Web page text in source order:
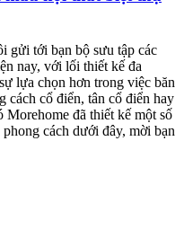
gửi tới bạn bộ sưu tập các
nay, với lối thiết kế đa
lựa chọn hơn trong việc băn
cách cổ điển, tân cổ điển hay
đã thiết kế một số
cách dưới đây, mời bạn